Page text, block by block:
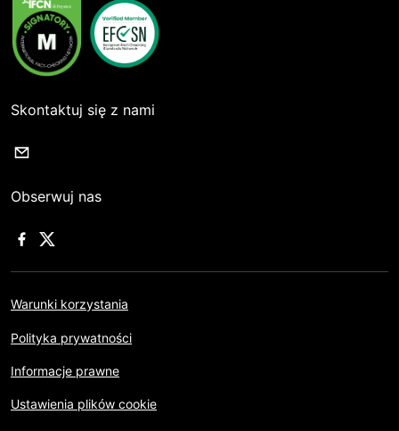
Skontaktuj się z nami
Obserwuj nas
Warunki korzystania
Polityka prywatności
Informacje prawne
Ustawienia plików cookie